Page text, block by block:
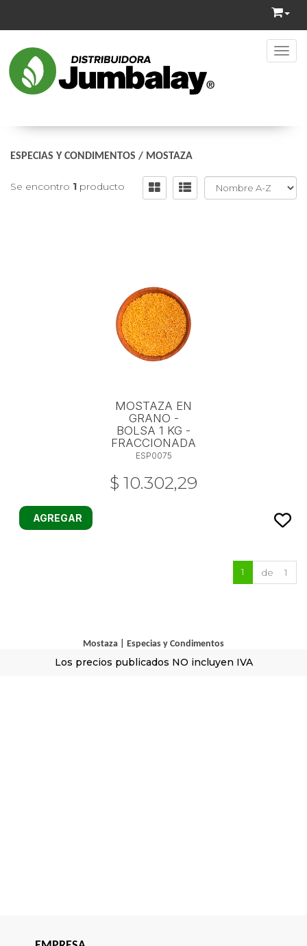
ESPECIAS Y CONDIMENTOS / MOSTAZA
Se encontro 1 producto
MOSTAZA EN
GRANO -
BOLSA 1 KG -
FRACCIONADA
ESP0075
$ 10.302,29
AGREGAR
1 de 1
Mostaza Especias y Condimentos
Los precios publicados NO incluyen IVA